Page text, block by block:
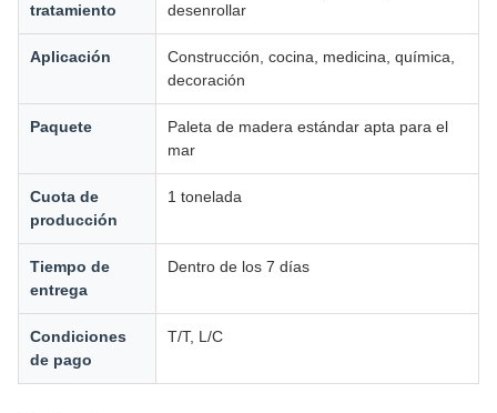
tratamiento
desenrollar
Aplicación
Construcción, cocina, medicina, química,
decoración
Paquete
Paleta de madera estándar apta para el
mar
Cuota de
producción
1 tonelada
Tiempo de
entrega
Dentro de los 7 días
Condiciones
de pago
T/T, L/C